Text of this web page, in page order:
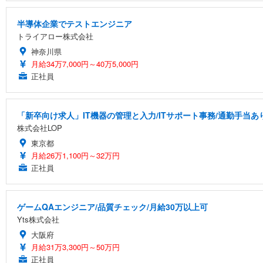
半導体企業でテストエンジニア
トライアロー株式会社
神奈川県
月給34万7,000円～40万5,000円
正社員
「新卒向け求人」IT機器の管理と入力/ITサポート事務/通勤手当あ
株式会社LOP
東京都
月給26万1,100円～32万円
正社員
ゲームQAエンジニア/品質チェック/月給30万以上可
Yts株式会社
大阪府
月給31万3,300円～50万円
正社員